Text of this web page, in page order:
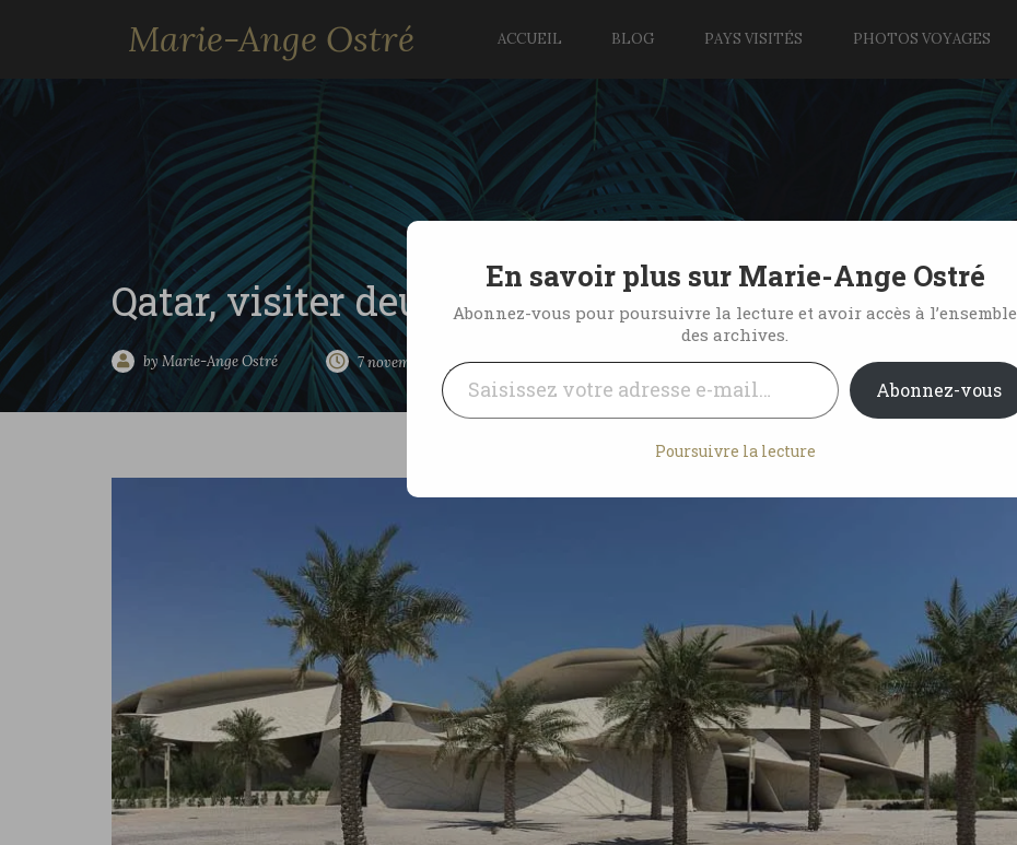
Marie-Ange Ostré ACCUEIL BLOG PAYS VISITÉS PHOTOS VOYAGES
Qatar, visiter deux musées à Doha
by Marie-Ange Ostré 7 novembre 2022 No Comments
En savoir plus sur Marie-Ange Ostré
Abonnez-vous pour poursuivre la lecture et avoir accès à l’ensemble
des archives.
Saisissez votre adresse e-mail…
Abonnez-vous
Poursuivre la lecture